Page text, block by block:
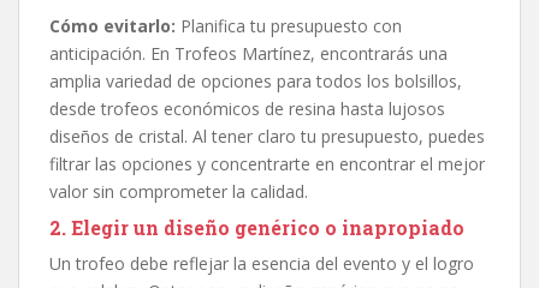
Cómo evitarlo: Planifica tu presupuesto con
anticipación. En Trofeos Martínez, encontrarás una
amplia variedad de opciones para todos los bolsillos,
desde trofeos económicos de resina hasta lujosos
diseños de cristal. Al tener claro tu presupuesto, puedes
filtrar las opciones y concentrarte en encontrar el mejor
valor sin comprometer la calidad.
2. Elegir un diseño genérico o inapropiado
Un trofeo debe reflejar la esencia del evento y el logro